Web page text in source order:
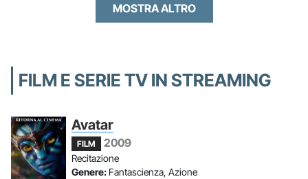
MOSTRA ALTRO
FILM E SERIE TV IN STREAMING
Avatar
FILM 2009
Recitazione
Genere: Fantascienza, Azione